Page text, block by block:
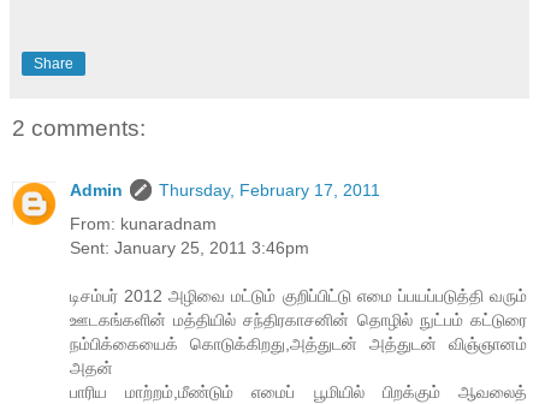
Share
2 comments:
Admin
Thursday, February 17, 2011
From: kunaradnam
Sent: January 25, 2011 3:46pm
டிசம்பர் 2012 அழிவை மட்டும் குறிப்பிட்டு எமை ப்பயப்படுத்தி வரும்
ஊடகங்களின் மத்தியில் சந்திரகாசனின் தொழில் நுட்பம் கட்டுரை
நம்பிக்கையைக் கொடுக்கிறது,அத்துடன் அத்துடன் விஞ்ஞானம்
அதன்
பாரிய மாற்றம்,மீண்டும் எமைப் பூமியில் பிறக்கும் ஆவலைத்